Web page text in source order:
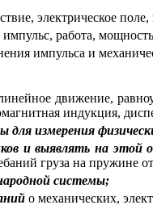
электрическое
работа,
импульса и
движение,
индукция,
для измерения
и выявлять на этой
груза на пружине
системы;
о механических,